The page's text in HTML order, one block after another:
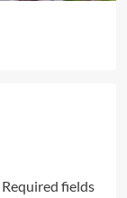
Required fields